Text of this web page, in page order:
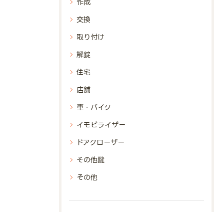
作成
交換
取り付け
解錠
住宅
店舗
車・バイク
イモビライザー
ドアクローザー
その他鍵
その他